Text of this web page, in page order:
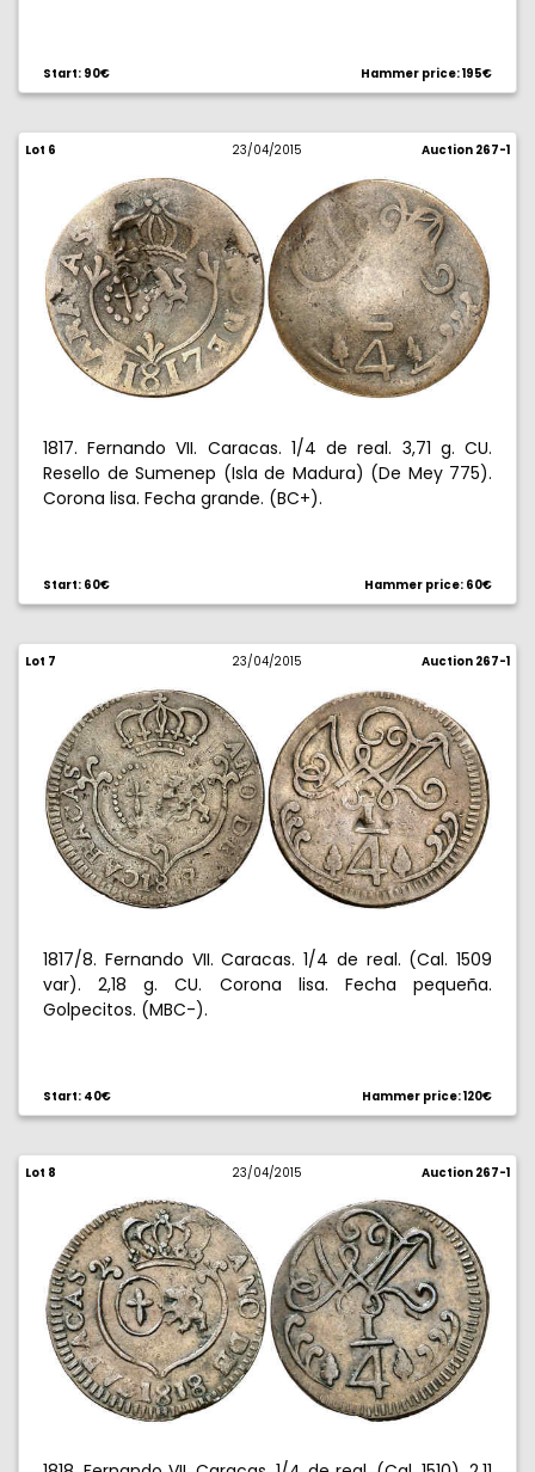
Start: 90€ Hammer price: 195€
Lot 6 23/04/2015 Auction 267-1
1817. Fernando VII. Caracas. 1/4 de real. 3,71 g. CU.
Resello de Sumenep (Isla de Madura) (De Mey 775).
Corona lisa. Fecha grande. (BC+).
Start: 60€ Hammer price: 60€
Lot 7 23/04/2015 Auction 267-1
1817/8. Fernando VII. Caracas. 1/4 de real. (Cal. 1509
var). 2,18 g. CU. Corona lisa. Fecha pequeña.
Golpecitos. (MBC-).
Start: 40€ Hammer price: 120€
Lot 8 23/04/2015 Auction 267-1